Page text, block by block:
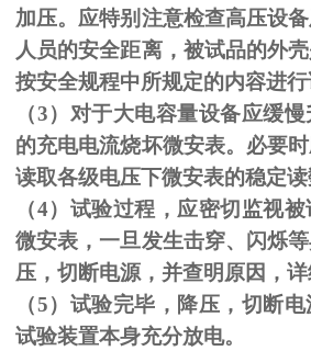
加压。应特别注意检查高压设
人员的安全距离，被试品的外
按安全规程中所规定的内容进行
（3）对于大电容量设备应缓
的充电电流烧坏微安表。必要
读取各级电压下微安表的稳定读
（4）试验过程，应密切监视被
微安表，一旦发生击穿、闪烁
压，切断电源，并查明原因，详
（5）试验完毕，降压，切断
试验装置本身充分放电。